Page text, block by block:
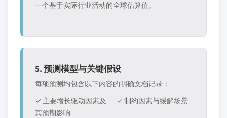
一个基于实际行业活动的全球估算值。
5. 预测模型与关键假设
每项预测均包含以下内容的明确文档记录：
✓ 主要增长驱动因素及
其预期影响
✓ 制约因素与缓解场景